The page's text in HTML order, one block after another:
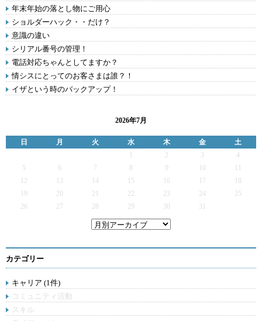
年末年始の落とし物にご用心
ショルダーハック・・だけ？
意識の違い
シリアル番号の管理！
電話対応ちゃんとしてますか？
情シスにとってのお客さまは誰？！
イザという時のバックアップ！
2026年7月
日 月 火 水 木 金
土
2 3
4
5
6 7 9
12
13 14 15 16 17
19
20 21 22 23 24
25
26
27 28 29 30 31
カテゴリー
キャリア (1件)
コミュニティ活動
スキル